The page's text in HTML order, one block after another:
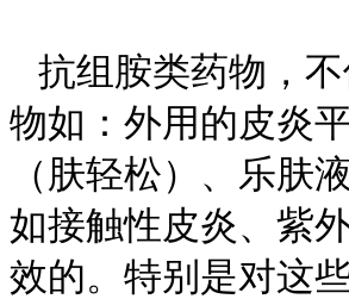
抗组胺类药物，
物如：外用的皮炎
（肤轻松）、乐肤
如接触性皮炎、紫
效的。特别是对这